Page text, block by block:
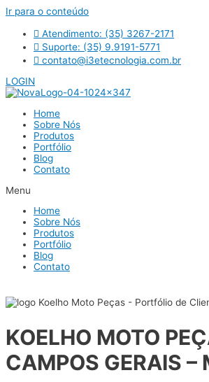
Ir para o conteúdo
Atendimento: (35) 3267-2171
Suporte: (35) 9.9191-5771
contato@i3etecnologia.com.br
LOGIN
Home
Sobre Nós
Produtos
Portfólio
Blog
Contato
Menu
Home
Sobre Nós
Produtos
Portfólio
Blog
Contato
KOELHO MOTO
CAMPOS GERAIS –